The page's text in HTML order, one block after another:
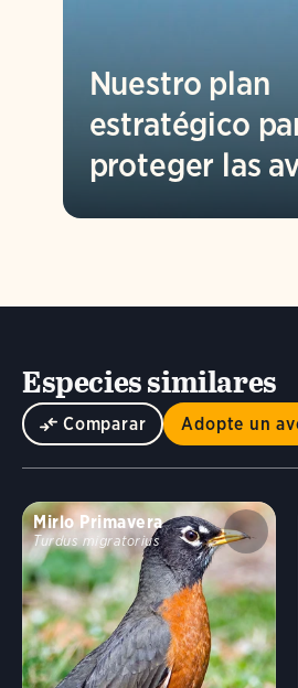
Nuestro plan
estratégico
proteger las
Especies similares
Comparar Adopte un
Mirlo Primavera
Turdus migratorius